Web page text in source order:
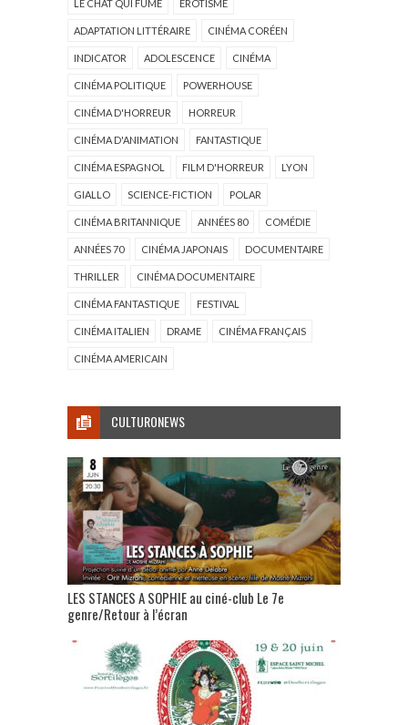
LE CHAT QUI FUME ÉROTISME
ADAPTATION LITTÉRAIRE CINÉMA CORÉEN
INDICATOR ADOLESCENCE CINÉMA
CINÉMA POLITIQUE POWERHOUSE
CINÉMA D'HORREUR HORREUR
CINÉMA D'ANIMATION FANTASTIQUE
CINÉMA ESPAGNOL FILM D'HORREUR LYON
GIALLO SCIENCE-FICTION POLAR
CINÉMA BRITANNIQUE ANNÉES 80 COMÉDIE
ANNÉES 70 CINÉMA JAPONAIS DOCUMENTAIRE
THRILLER CINÉMA DOCUMENTAIRE
CINÉMA FANTASTIQUE FESTIVAL
CINÉMA ITALIEN DRAME CINÉMA FRANÇAIS
CINÉMA AMERICAIN
CULTURONEWS
LES STANCES A SOPHIE au ciné-club Le 7e
genre/Retour à l’écran